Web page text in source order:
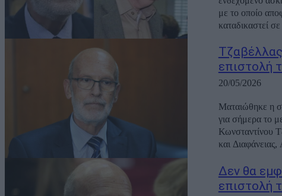
με το οποίο
καταδικαστεί
επιστολή
20/05/2026
Ματαιώθηκε η
για σήμερα το
Κωνσταντίνου
και
Δεν θα
επιστολή